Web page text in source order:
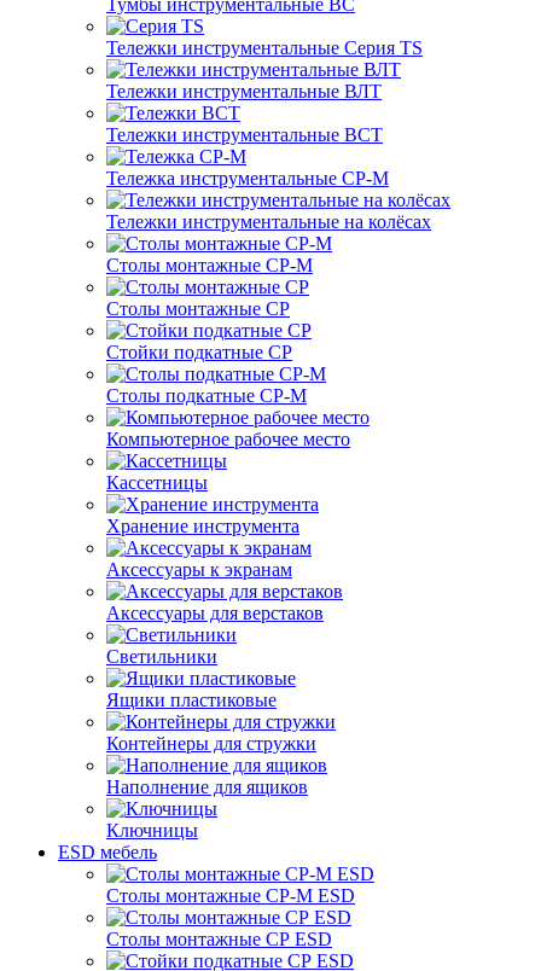
Тумбы инструментальные ВС
Тележки инструментальные Серия TS
Тележки инструментальные ВЛТ
Тележки инструментальные ВСТ
Тележка инструментальные СР-М
Тележки инструментальные на колёсах
Столы монтажные СР-М
Столы монтажные СР
Стойки подкатные СР
Столы подкатные СР-М
Компьютерное рабочее место
Кассетницы
Хранение инструмента
Аксессуары к экранам
Аксессуары для верстаков
Светильники
Ящики пластиковые
Контейнеры для стружки
Наполнение для ящиков
Ключницы
ESD мебель
Столы монтажные СР-М ESD
Столы монтажные СР ESD